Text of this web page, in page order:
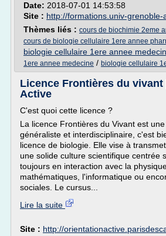
Date: 2018-07-01 14:53:58
Site : http://formations.univ-grenoble-
Thèmes liés : cours de biochimie 2eme
cours de biologie cellulaire 1ere annee
biologie cellulaire 1ere annee
1ere annee medecine / biologie cellulaire
Licence Frontières du
Active
C'est quoi cette licence ?
La licence Frontières du Vivant est
généraliste et interdisciplinaire, c'est
licence de biologie. Elle vise à
une solide culture scientifique centrée
toujours en interaction avec la
mathématiques, l'informatique ou
sociales. Le cursus...
Lire la suite
Site : http://